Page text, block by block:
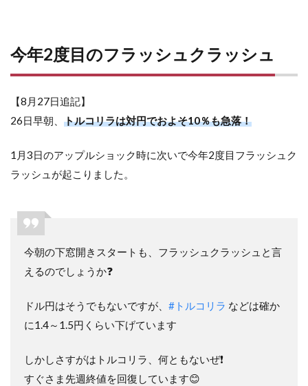
今年2度目のフラッシュクラッシュ
【8月27日追記】
26日早朝、 トルコリラは対円でおよそ10％も急落！
1月3日のアップルショック時に次いで今年2度目フラッシュク
ラッシュが起こりました。
今朝の下窓開きスタートも、フラッシュクラッシュと言
えるのでしょうか❓
ドル円はそうでもないですが、 #トルコリラ などは確か
に1.4～1.5円くらい下げています
しかしさすがはトルコリラ、何ともないぜ❗️
すぐさま先週終値を回復しています😊